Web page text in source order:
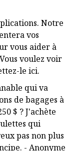
Notre
vos
vous aider à
voulez voir
le ici.
qui va
de bagages à
$ ? J'achète
qui
pas non plus
- Anonyme